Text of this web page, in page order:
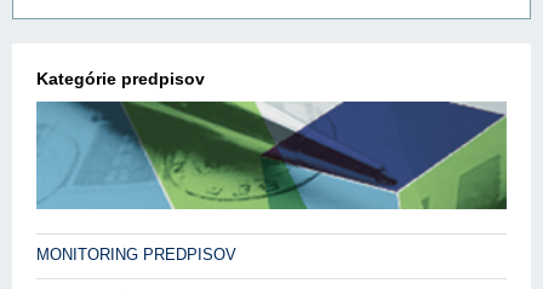
Kategórie predpisov
MONITORING PREDPISOV